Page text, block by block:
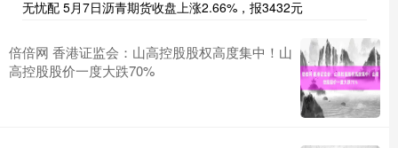
无忧配 5月7日沥青期货收盘上涨2.66%，报3432元
倍倍网 香港证监会：山高控股股权高度集中！山
高控股股价一度大跌70%